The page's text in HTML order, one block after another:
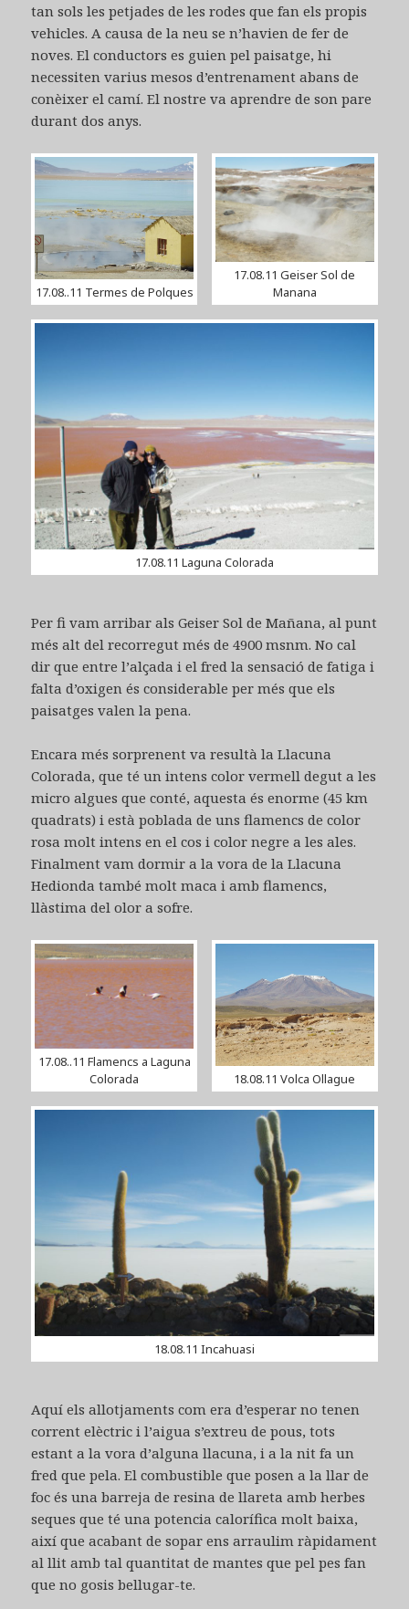
tan sols les petjades de les rodes que fan els propis
vehicles. A causa de la neu se n’havien de fer de
noves. El conductors es guien pel paisatge, hi
necessiten varius mesos d’entrenament abans de
conèixer el camí. El nostre va aprendre de son pare
durant dos anys.
17.08..11 Termes de Polques
17.08.11 Geiser Sol de
Manana
17.08.11 Laguna Colorada
Per fi vam arribar als Geiser Sol de Mañana, al punt
més alt del recorregut més de 4900 msnm. No cal
dir que entre l’alçada i el fred la sensació de fatiga i
falta d’oxigen és considerable per més que els
paisatges valen la pena.
Encara més sorprenent va resultà la Llacuna
Colorada, que té un intens color vermell degut a les
micro algues que conté, aquesta és enorme (45 km
quadrats) i està poblada de uns flamencs de color
rosa molt intens en el cos i color negre a les ales.
Finalment vam dormir a la vora de la Llacuna
Hedionda també molt maca i amb flamencs,
llàstima del olor a sofre.
17.08..11 Flamencs a Laguna
Colorada
18.08.11 Volca Ollague
18.08.11 Incahuasi
Aquí els allotjaments com era d’esperar no tenen
corrent elèctric i l’aigua s’extreu de pous, tots
estant a la vora d’alguna llacuna, i a la nit fa un
fred que pela. El combustible que posen a la llar de
foc és una barreja de resina de llareta amb herbes
seques que té una potencia calorífica molt baixa,
així que acabant de sopar ens arraulim ràpidament
al llit amb tal quantitat de mantes que pel pes fan
que no gosis bellugar-te.